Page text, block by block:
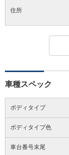
住所
車種スペック
ボディタイプ
ボディタイプ色
車台番号末尾